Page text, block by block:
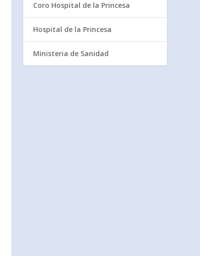
Coro Hospital de la Princesa
Hospital de la Princesa
Ministeria de Sanidad